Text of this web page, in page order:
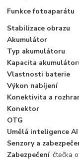
Funkce fotoaparátu
Stabilizace obrazu
Akumulátor
Typ akumulátoru
Kapacita
Vlastnosti baterie
Výkon nabíjení
Konektivita a
Konektor
OTG
Umělá inteligence AI
Senzory a
Zabezpečení čtečka